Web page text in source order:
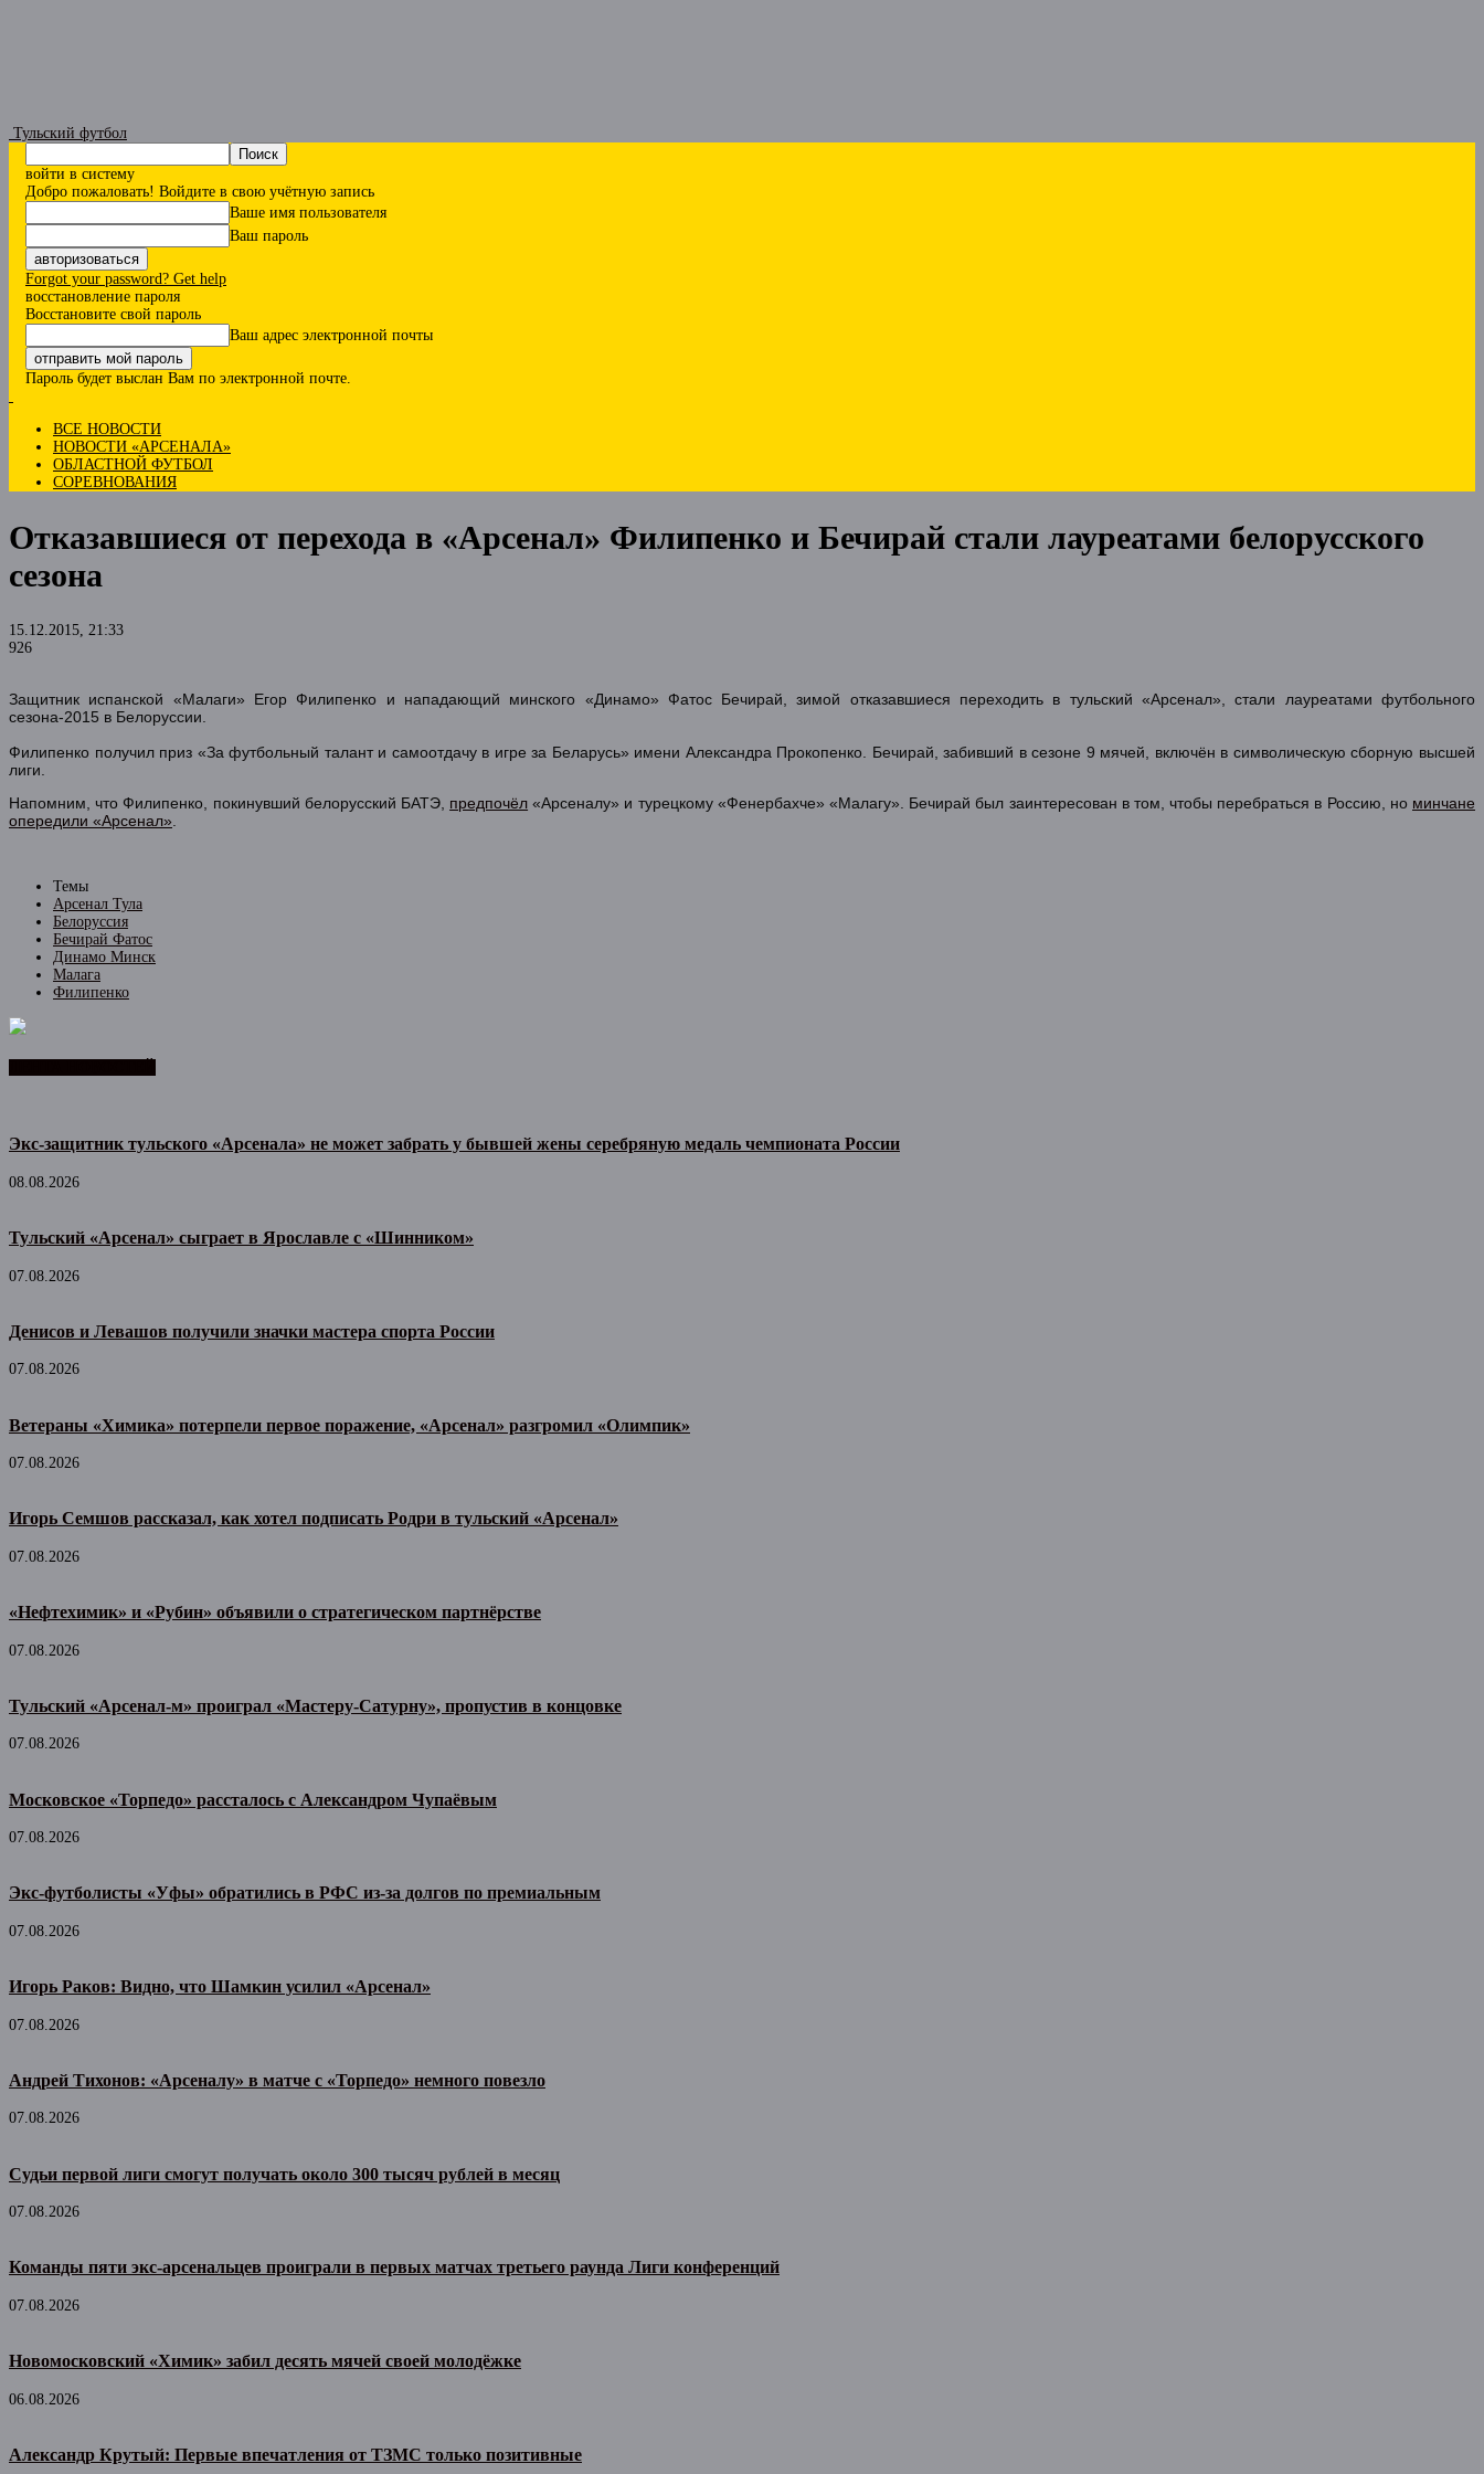
Тульский футбол
войти в систему
Добро пожаловать! Войдите в свою учётную запись
Ваше имя пользователя
Ваш пароль
Forgot your password? Get help
восстановление пароля
Восстановите свой пароль
Ваш адрес электронной почты
Пароль будет выслан Вам по электронной почте.
ВСЕ НОВОСТИ
НОВОСТИ «АРСЕНАЛА»
ОБЛАСТНОЙ ФУТБОЛ
СОРЕВНОВАНИЯ
Отказавшиеся от перехода в «Арсенал» Филипенко и Бечирай стали лауреатами белорусского
сезона
15.12.2015, 21:33
926
Защитник испанской «Малаги» Егор Филипенко и нападающий минского «Динамо» Фатос Бечирай, зимой отказавшиеся переходить в тульский «Арсенал», стали лауреатами футбольного
сезона-2015 в Белоруссии.
Филипенко получил приз «За футбольный талант и самоотдачу в игре за Беларусь» имени Александра Прокопенко. Бечирай, забивший в сезоне 9 мячей, включён в символическую сборную высшей
лиги.
Напомним, что Филипенко, покинувший белорусский БАТЭ, предпочёл «Арсеналу» и турецкому «Фенербахче» «Малагу». Бечирай был заинтересован в том, чтобы перебраться в Россию, но минчане
опередили «Арсенал»
Темы
Арсенал Тула
Белоруссия
Бечирай Фатос
Динамо Минск
Малага
Филипенко
Экс-защитник тульского «Арсенала» не может забрать у бывшей жены серебряную медаль чемпионата России
08.08.2026
Тульский «Арсенал» сыграет в Ярославле с «Шинником»
07.08.2026
Денисов и Левашов получили значки мастера спорта России
07.08.2026
Ветераны «Химика» потерпели первое поражение, «Арсенал» разгромил «Олимпик»
07.08.2026
Игорь Семшов рассказал, как хотел подписать Родри в тульский «Арсенал»
07.08.2026
«Нефтехимик» и «Рубин» объявили о стратегическом партнёрстве
07.08.2026
Тульский «Арсенал-м» проиграл «Мастеру-Сатурну», пропустив в концовке
07.08.2026
Московское «Торпедо» рассталось с Александром Чупаёвым
07.08.2026
Экс-футболисты «Уфы» обратились в РФС из-за долгов по премиальным
07.08.2026
Игорь Раков: Видно, что Шамкин усилил «Арсенал»
07.08.2026
Андрей Тихонов: «Арсеналу» в матче с «Торпедо» немного повезло
07.08.2026
Судьи первой лиги смогут получать около 300 тысяч рублей в месяц
07.08.2026
Команды пяти экс-арсенальцев проиграли в первых матчах третьего раунда Лиги конференций
07.08.2026
Новомосковский «Химик» забил десять мячей своей молодёжке
06.08.2026
Александр Крутый: Первые впечатления от ТЗМС только позитивные